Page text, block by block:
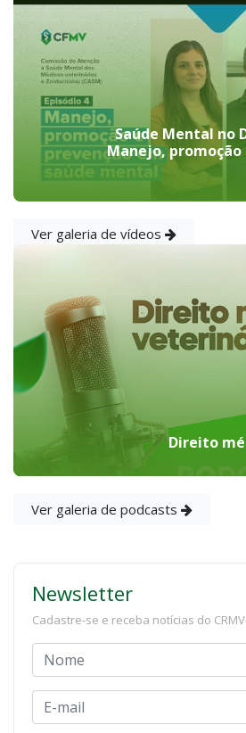
Saúde Mental no
Manejo, promoção
Ver galeria de vídeos
Direito
Ver galeria de podcasts
Newsletter
Cadastre-se e receba notícias do